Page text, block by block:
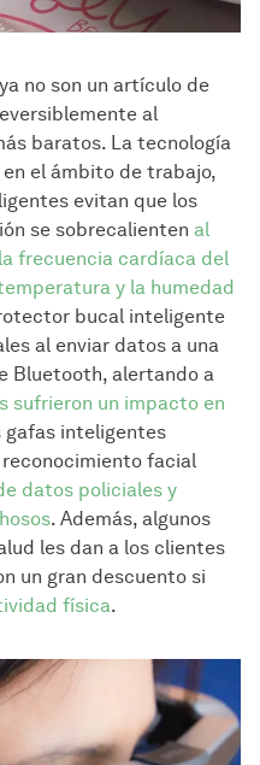
no son un artículo de
al
baratos. La tecnología
el ámbito de trabajo,
evitan que los
se sobrecalienten al
frecuencia cardíaca del
y la humedad
bucal inteligente
al enviar datos a una
Bluetooth, alertando a
sufrieron un impacto en
gafas inteligentes
facial
datos policiales y
. Además, algunos
les dan a los clientes
un gran descuento si
física.